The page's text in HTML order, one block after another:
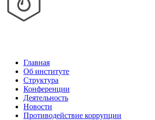
Главная
Об институте
Структура
Конференции
Деятельность
Новости
Противодействие коррупции